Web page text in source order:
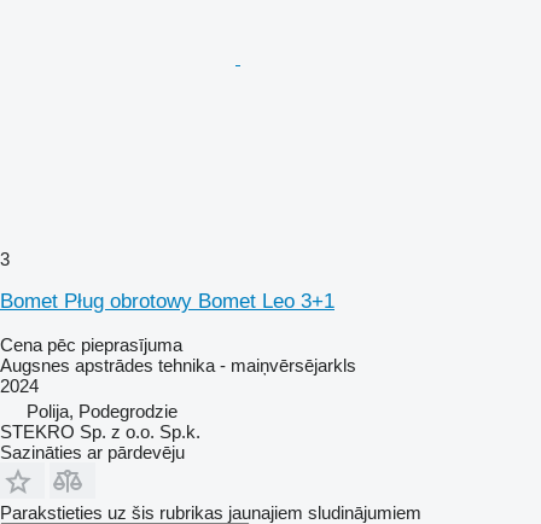
3
Bomet Pług obrotowy Bomet Leo 3+1
Cena pēc pieprasījuma
Augsnes apstrādes tehnika - maiņvērsējarkls
2024
Polija, Podegrodzie
STEKRO Sp. z o.o. Sp.k.
Sazināties ar pārdevēju
Parakstieties uz šis rubrikas jaunajiem sludinājumiem